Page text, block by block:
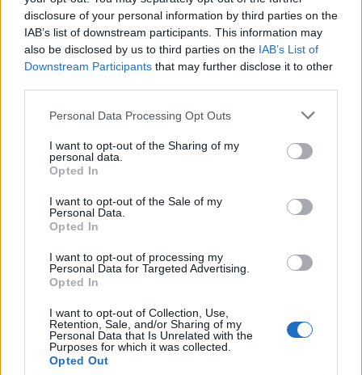
disclosure of your personal information by third parties on the
IAB’s list of downstream participants. This information may
also be disclosed by us to third parties on the IAB’s List of
Downstream Participants that may further disclose it to other
Please note that this website/app uses one or more Google
not limited to your visit or usage behaviour. You may click to
grant or deny consent to Google and its third-party tags to
use your data for below specified purposes in below Google
consent section.
Personal Data Processing Opt Outs
I want to opt-out of the Sharing of my
personal data.
Opted In
I want to opt-out of the Sale of my
Personal Data.
Opted In
I want to opt-out of processing my
Personal Data for Targeted Advertising.
Opted In
I want to opt-out of Collection, Use,
Retention, Sale, and/or Sharing of my
Personal Data that Is Unrelated with the
Purposes for which it was collected.
Opted Out
Σύμφωνα με την ανακοίνωση της αστυνομίας το
περιστατικό έγινε στις 29 Φεβρουαρίου, ενώ ο
ένας από τους δύο Σομαλούς συνελήφθη το
Παντελεήμονα. Για την υπόθεση έχει
ταυτοποιηθεί και ο συνεργός του, ο οποίος
αναζητείται από τις Αρχές.